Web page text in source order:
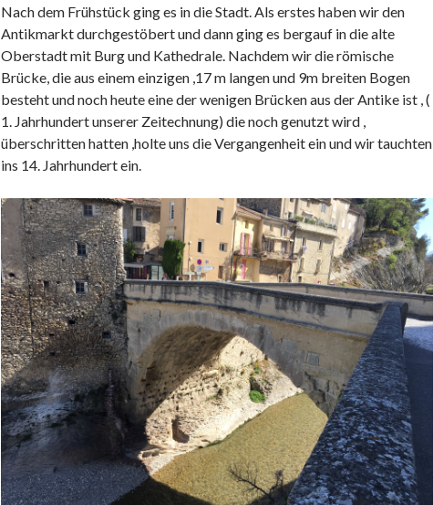
Nach dem Frühstück ging es in die Stadt. Als erstes haben wir den
Antikmarkt durchgestöbert und dann ging es bergauf in die alte
Oberstadt mit Burg und Kathedrale. Nachdem wir die römische
Brücke, die aus einem einzigen ,17 m langen und 9m breiten Bogen
besteht und noch heute eine der wenigen Brücken aus der Antike ist , (
1. Jahrhundert unserer Zeitechnung) die noch genutzt wird ,
überschritten hatten ,holte uns die Vergangenheit ein und wir tauchten
ins 14. Jahrhundert ein.